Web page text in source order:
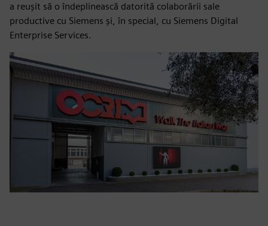
a reușit să o îndeplinească datorită colaborării sale
productive cu Siemens și, în special, cu Siemens Digital
Enterprise Services.